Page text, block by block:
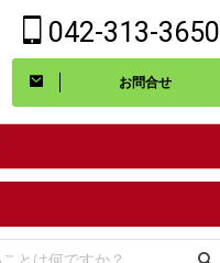
042-313-3650
お問合せ